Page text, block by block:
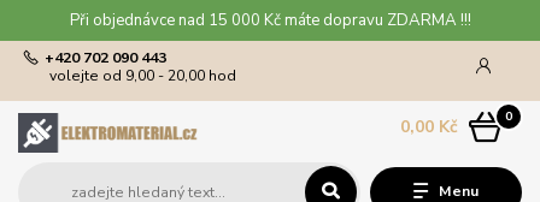
Při objednávce nad 15 000 Kč máte dopravu ZDARMA !!!
Menu
+420 702 090 443
volejte od 9,00 - 20,00 hod
0
0,00 Kč